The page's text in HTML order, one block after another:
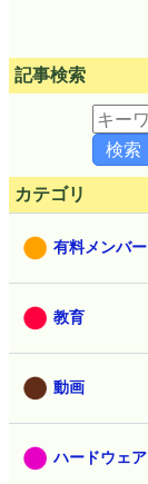
記事検索
カテゴリ
有料メンバー
教育
動画
ハードウェア